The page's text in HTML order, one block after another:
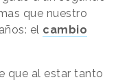
que nuestro
el cambio
que al estar tanto